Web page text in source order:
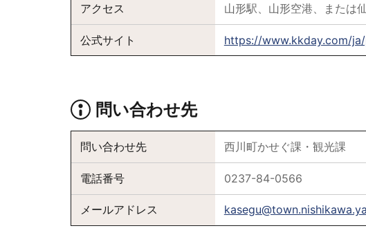
アクセス 山形駅、山形空港、または
公式サイト https://www.kkday.com/
問い合わせ先
問い合わせ先 西川町かせぐ課・観光課
電話番号 0237-84-0566
メールアドレス